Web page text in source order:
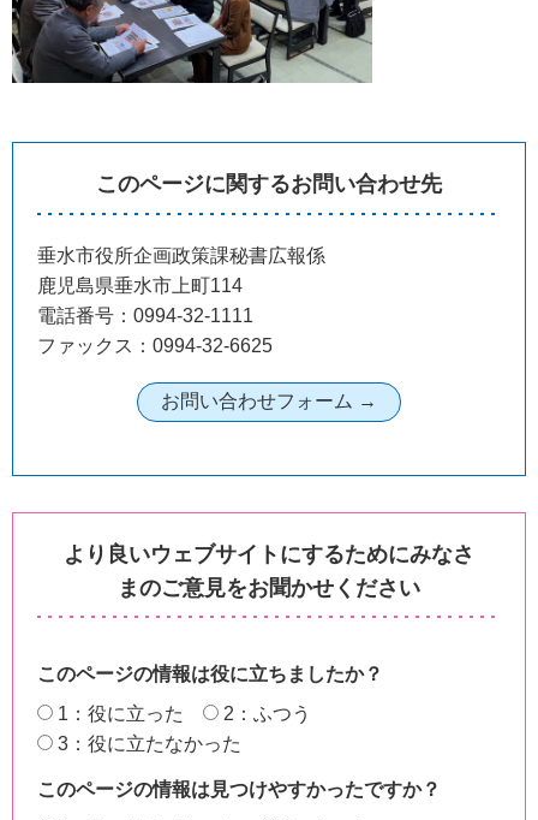
このページに関するお問い合わせ先
垂水市役所企画政策課秘書広報係
鹿児島県垂水市上町114
電話番号：0994-32-1111
ファックス：0994-32-6625
より良いウェブサイトにするためにみなさ
まのご意見をお聞かせください
このページの情報は役に立ちましたか？
1：役に立った
2：ふつう
3：役に立たなかった
このページの情報は見つけやすかったですか？